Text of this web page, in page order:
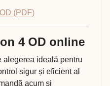
(PDF)
4 OD online
alegerea ideală pentru
sigur și eficient al
acum și